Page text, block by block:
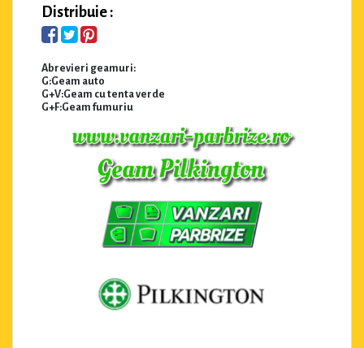
Distribuie :
Abrevieri geamuri:
G:Geam auto
G+V:Geam cu tenta verde
G+F:Geam fumuriu